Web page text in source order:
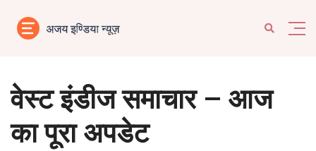
वेस्ट इंडीज समाचार – आज
का पूरा अपडेट